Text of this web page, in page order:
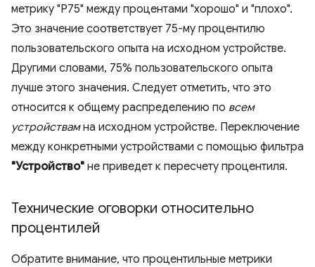
метрику "P75" между процентами "хорошо" и "плохо".
Это значение соответствует 75-му процентилю
пользовательского опыта на исходном устройстве.
Другими словами, 75% пользовательского опыта
лучше этого значения. Следует отметить, что это
относится к общему распределению по всем
устройствамна исходном устройстве. Переключение
между конкретными устройствами с помощью фильтра
"Устройство" не приведет к пересчету процентиля.
Технические оговорки относительно
процентилей
Обратите внимание, что процентильные метрики